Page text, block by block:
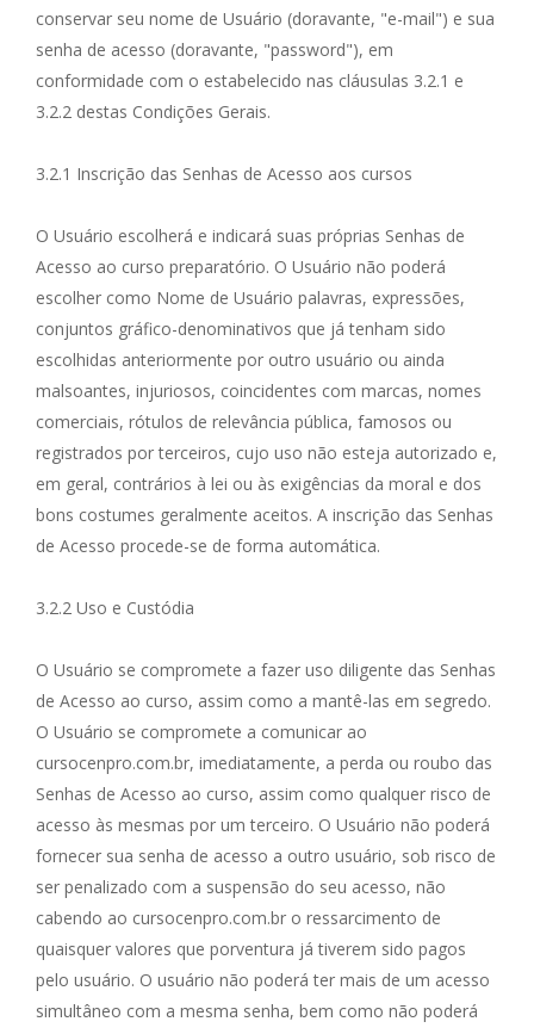
conservar seu nome de Usuário (doravante, "e-mail") e sua
senha de acesso (doravante, "password"), em
conformidade com o estabelecido nas cláusulas 3.2.1 e
3.2.2 destas Condições Gerais.
3.2.1 Inscrição das Senhas de Acesso aos cursos
O Usuário escolherá e indicará suas próprias Senhas de
Acesso ao curso preparatório. O Usuário não poderá
escolher como Nome de Usuário palavras, expressões,
conjuntos gráfico-denominativos que já tenham sido
escolhidas anteriormente por outro usuário ou ainda
malsoantes, injuriosos, coincidentes com marcas, nomes
comerciais, rótulos de relevância pública, famosos ou
registrados por terceiros, cujo uso não esteja autorizado e,
em geral, contrários à lei ou às exigências da moral e dos
bons costumes geralmente aceitos. A inscrição das Senhas
de Acesso procede-se de forma automática.
3.2.2 Uso e Custódia
O Usuário se compromete a fazer uso diligente das Senhas
de Acesso ao curso, assim como a mantê-las em segredo.
O Usuário se compromete a comunicar ao
cursocenpro.com.br, imediatamente, a perda ou roubo das
Senhas de Acesso ao curso, assim como qualquer risco de
acesso às mesmas por um terceiro. O Usuário não poderá
fornecer sua senha de acesso a outro usuário, sob risco de
ser penalizado com a suspensão do seu acesso, não
cabendo ao cursocenpro.com.br o ressarcimento de
quaisquer valores que porventura já tiverem sido pagos
pelo usuário. O usuário não poderá ter mais de um acesso
simultâneo com a mesma senha, bem como não poderá